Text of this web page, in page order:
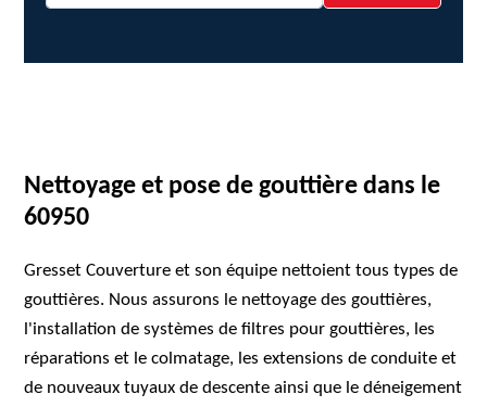
Nettoyage et pose de gouttière dans le
60950
Gresset Couverture et son équipe nettoient tous types de
gouttières. Nous assurons le nettoyage des gouttières,
l'installation de systèmes de filtres pour gouttières, les
réparations et le colmatage, les extensions de conduite et
de nouveaux tuyaux de descente ainsi que le déneigement